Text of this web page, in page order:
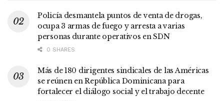
Policía desmantela puntos de venta de drogas,
ocupa 3 armas de fuego y arresta a varias
personas durante operativos en SDN
0 SHARES
Más de 180 dirigentes sindicales de las Américas
se reúnen en República Dominicana para
fortalecer el diálogo social y el trabajo decente